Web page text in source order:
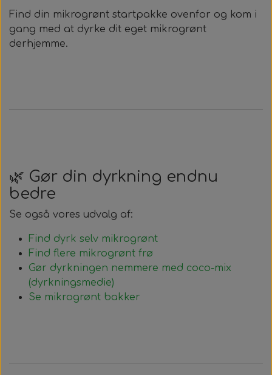
Find din mikrogrønt startpakke ovenfor og kom i
gang med at dyrke dit eget mikrogrønt
derhjemme.
🌿 Gør din dyrkning endnu
bedre
Se også vores udvalg af:
Find dyrk selv mikrogrønt
Find flere mikrogrønt frø
Gør dyrkningen nemmere med coco-mix
(dyrkningsmedie)
Se mikrogrønt bakker